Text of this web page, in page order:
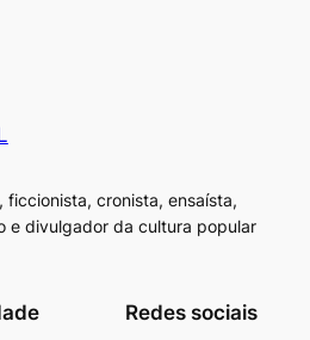
ficcionista, cronista, ensaísta,
e divulgador da cultura popular
Redes sociais